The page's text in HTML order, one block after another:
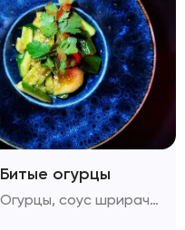
Битые огурцы
Огурцы, соус шрирача, соус понзу, соус унаги, кунжутное масло